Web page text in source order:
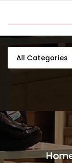
content